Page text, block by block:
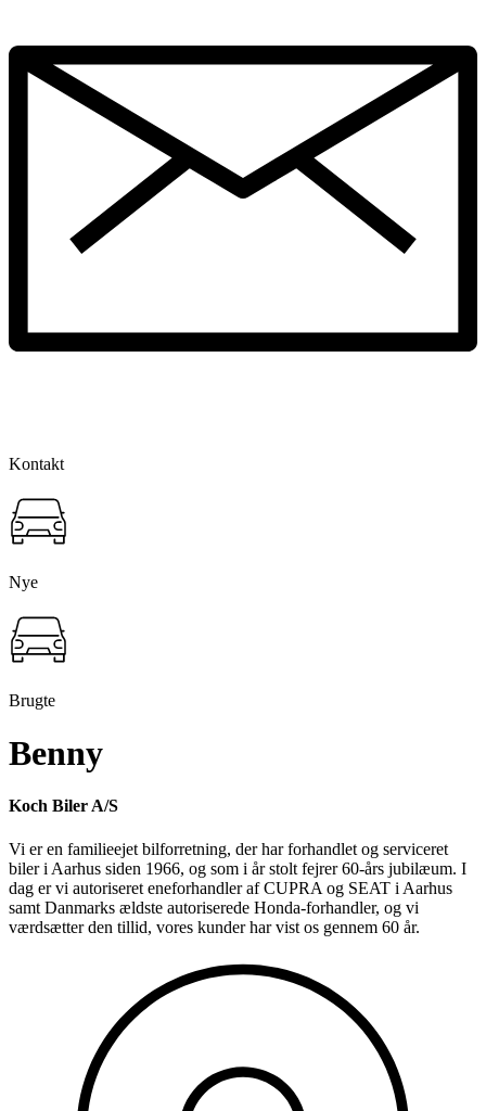
Kontakt
Nye
Brugte
Benny
Koch Biler A/S
Vi er en familieejet bilforretning, der har forhandlet og serviceret
biler i Aarhus siden 1966, og som i år stolt fejrer 60-års jubilæum. I
dag er vi autoriseret eneforhandler af CUPRA og SEAT i Aarhus
samt Danmarks ældste autoriserede Honda-forhandler, og vi
værdsætter den tillid, vores kunder har vist os gennem 60 år.